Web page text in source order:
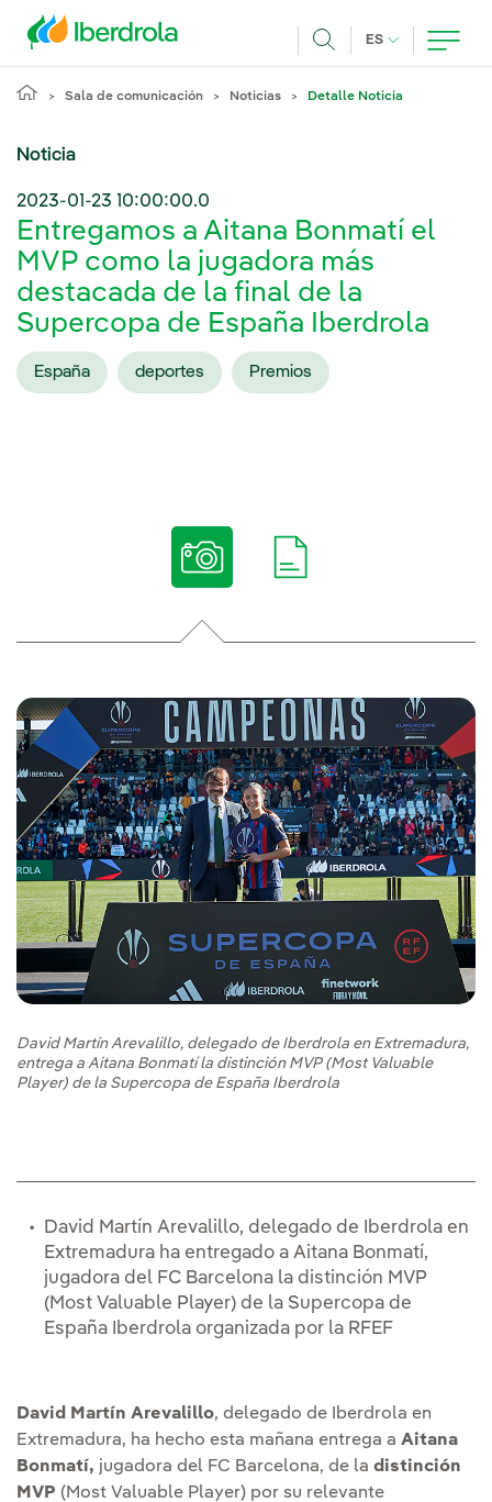
ES IDIOMA
Sala de comunicación Noticias Detalle Noticia
Noticia
2023-01-23 10:00:00.0
Entregamos a Aitana Bonmatí el
MVP como la jugadora más
destacada de la final de la
Supercopa de España Iberdrola
España deportes Premios
David Martín Arevalillo, delegado de Iberdrola en Extremadura,
entrega a Aitana Bonmatí la distinción MVP (Most Valuable
Player) de la Supercopa de España Iberdrola
David Martín Arevalillo, delegado de Iberdrola en
Extremadura ha entregado a Aitana Bonmatí,
jugadora del FC Barcelona la distinción MVP
(Most Valuable Player) de la Supercopa de
España Iberdrola organizada por la RFEF
David Martín Arevalillo, delegado de Iberdrola en
Extremadura, ha hecho esta mañana entrega a Aitana
Bonmatí, jugadora del FC Barcelona, de la distinción
MVP (Most Valuable Player) por su relevante